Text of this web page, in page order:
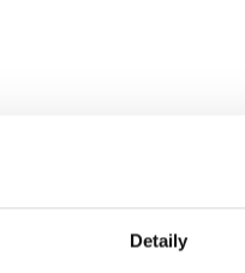
Detaily